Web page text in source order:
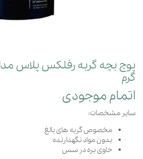
گرم
اتمام موجودی
سایر مشخصات:
مخصوص گربه های بالغ
بدون مواد نگهدارنده
حاوی بره در سس